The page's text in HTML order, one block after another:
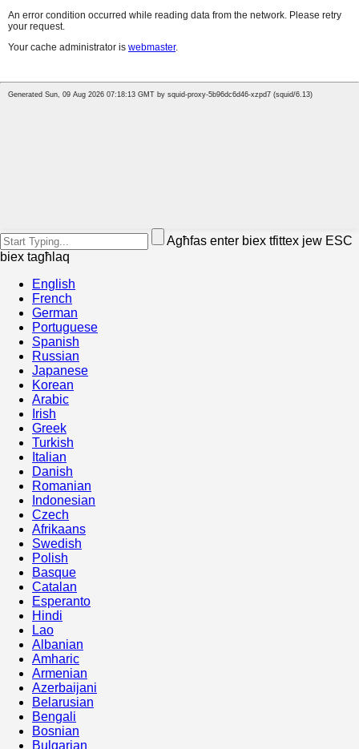
Agħfas enter biex tfittex jew ESC
biex tagħlaq
English
French
German
Portuguese
Spanish
Russian
Japanese
Korean
Arabic
Irish
Greek
Turkish
Italian
Danish
Romanian
Indonesian
Czech
Afrikaans
Swedish
Polish
Basque
Catalan
Esperanto
Hindi
Lao
Albanian
Amharic
Armenian
Azerbaijani
Belarusian
Bengali
Bosnian
Bulgarian